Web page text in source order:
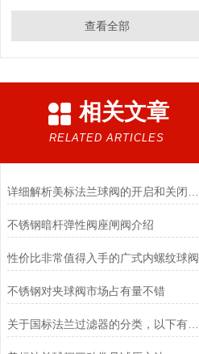
查看全部
相关文章
RELATED ARTICLES
不锈钢暗杆弹性阀座闸阀介绍
性价比非常值得入手的广式内螺纹球阀
不锈钢对夹球阀市场占有量不错
关于国标法兰过滤器的分类，以下有详细说明